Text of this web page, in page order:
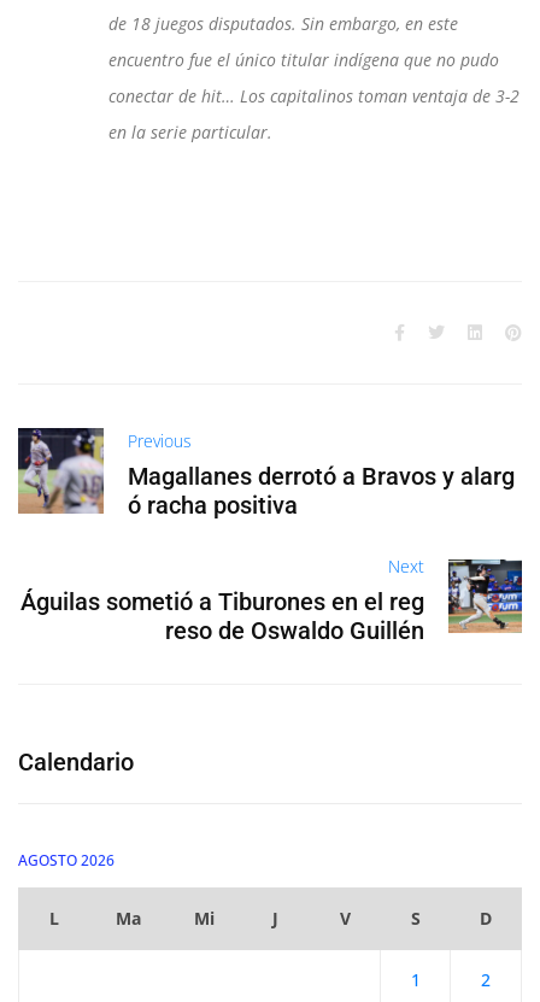
de 18 juegos disputados. Sin embargo, en este
encuentro fue el único titular indígena que no pudo
conectar de hit… Los capitalinos toman ventaja de 3-2
en la serie particular.
Previous
Magallanes derrotó a Bravos y alarg
ó racha positiva
Next
Águilas sometió a Tiburones en el reg
reso de Oswaldo Guillén
Calendario
AGOSTO 2026
L Ma Mi J V S D
1 2